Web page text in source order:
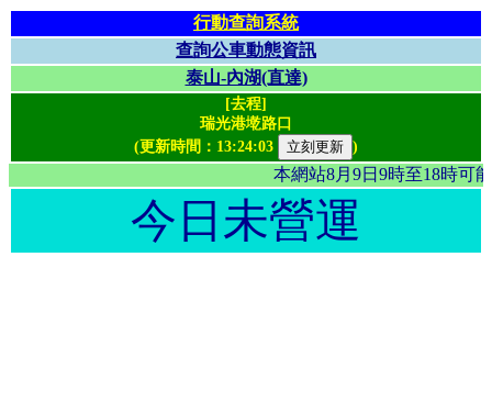
行動查詢系統
查詢公車動態資訊
泰山-內湖(直達)
[去程]
瑞光港墘路口
(更新時間： 13:24:03 )
本網站8月9日9時至18
今日未營運